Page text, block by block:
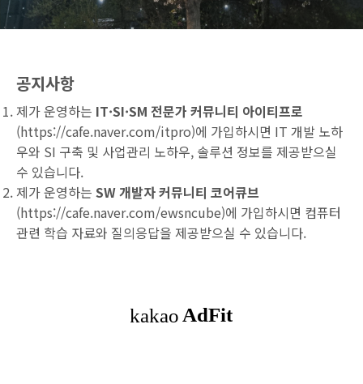
공지사항
제가 운영하는 IT·SI·SM 전문가 커뮤니티 아이티프로
(https://cafe.naver.com/itpro)에 가입하시면 IT 개발 노하
우와 SI 구축 및 사업관리 노하우, 솔루션 정보를 제공받으실
수 있습니다.
제가 운영하는 SW 개발자 커뮤니티 코어큐브
(https://cafe.naver.com/ewsncube)에 가입하시면 컴퓨터
관련 학습 자료와 질의응답을 제공받으실 수 있습니다.